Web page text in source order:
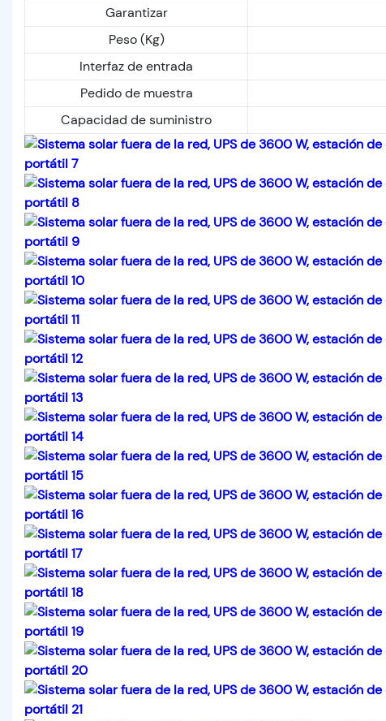
Garantizar
Peso (Kg)
Interfaz de entrada
Pedido de muestra
Capacidad de suministro